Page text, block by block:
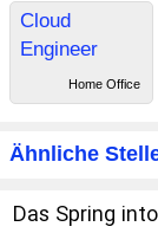
Cloud
Engineer
(Berlin/Magde
burg/Remote)
Home Office
Ähnliche
Das Spring